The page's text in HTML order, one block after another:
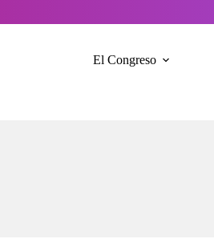
El Congreso